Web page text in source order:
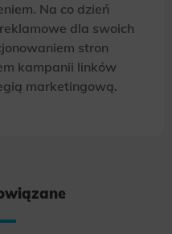
Na co dzień
dla swoich
stron
kampanii linków
marketingową.